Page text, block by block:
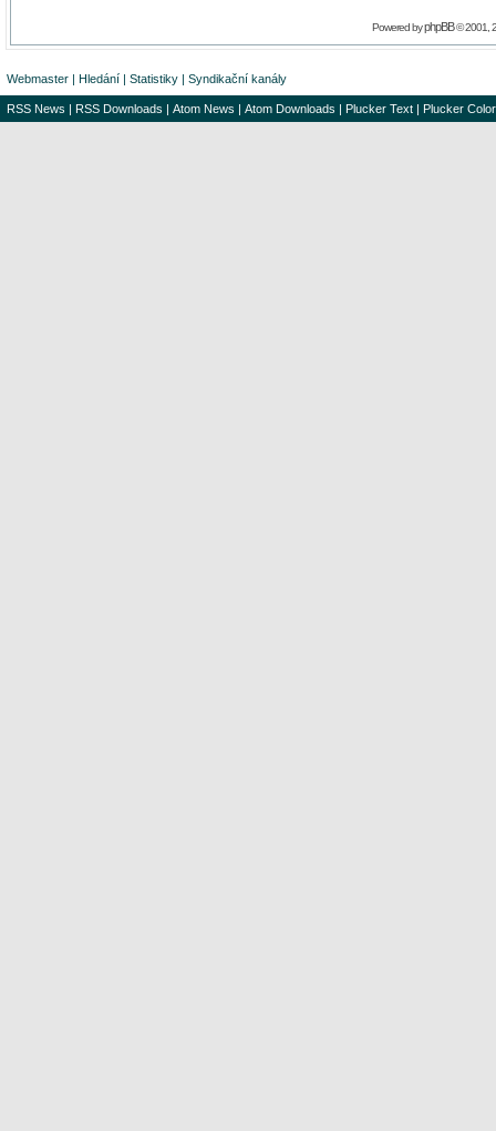
Powered byphpBB© 2001,
Webmaster | Hledání | Statistiky | Syndikační kanály
RSS News | RSS Downloads | Atom News | Atom Downloads | Plucker Text | Plucker Color